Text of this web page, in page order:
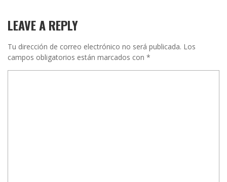
LEAVE A REPLY
Tu dirección de correo electrónico no será publicada. Los
campos obligatorios están marcados con *